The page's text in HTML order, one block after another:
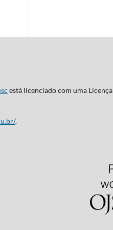
está licenciado com uma Licença
.